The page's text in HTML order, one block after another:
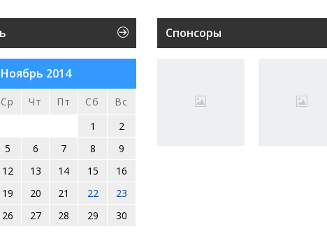
Ноябрь 2014
Ср Чт Пт Сб
Вс
1
2
5 6 7 8
9
12 13 14 15
16
19 20 21 22
23
26 27 28 29
30
Спонсоры